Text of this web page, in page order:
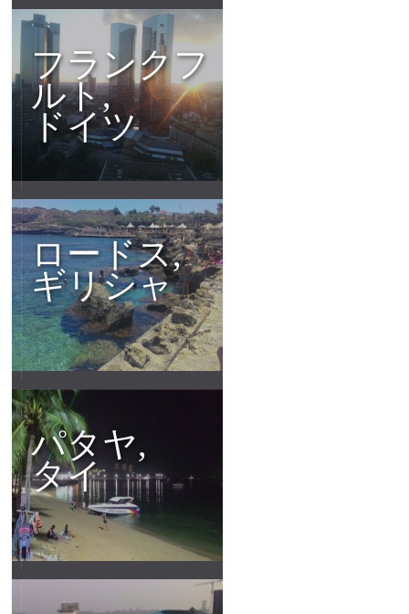
フランクフ
ルト,
ドイツ
ロードス,
ギリシャ
パタヤ,
タイ